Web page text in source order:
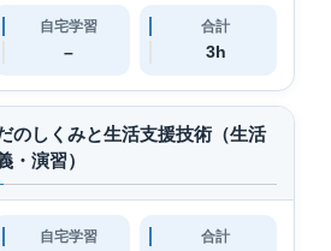
自宅学習
–
合計
3h
のしくみと生活支援技術（生活
・演習）
自宅学習 合計